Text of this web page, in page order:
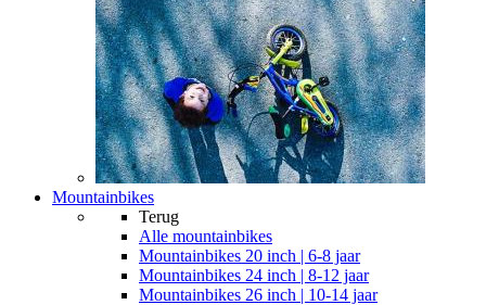
Mountainbikes
Terug
Alle mountainbikes
Mountainbikes 20 inch | 6-8 jaar
Mountainbikes 24 inch | 8-12 jaar
Mountainbikes 26 inch | 10-14 jaar